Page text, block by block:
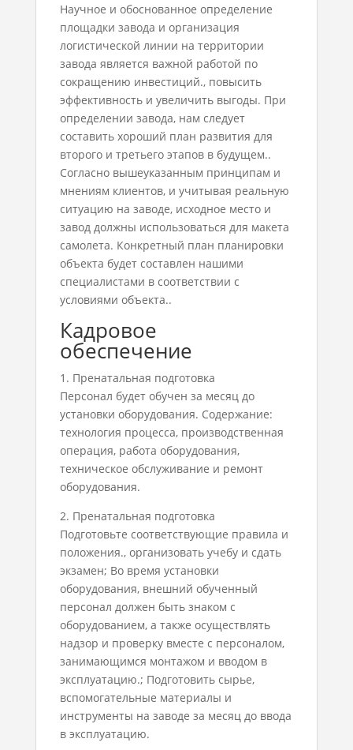
Научное и обоснованное определение
площадки завода и организация
логистической линии на территории
завода является важной работой по
сокращению инвестиций., повысить
эффективность и увеличить выгоды. При
определении завода, нам следует
составить хороший план развития для
второго и третьего этапов в будущем..
Согласно вышеуказанным принципам и
мнениям клиентов, и учитывая реальную
ситуацию на заводе, исходное место и
завод должны использоваться для макета
самолета. Конкретный план планировки
объекта будет составлен нашими
специалистами в соответствии с
условиями объекта..
Кадровое
обеспечение
1. Пренатальная подготовка
Персонал будет обучен за месяц до
установки оборудования. Содержание:
технология процесса, производственная
операция, работа оборудования,
техническое обслуживание и ремонт
оборудования.
2. Пренатальная подготовка
Подготовьте соответствующие правила и
положения., организовать учебу и сдать
экзамен; Во время установки
оборудования, внешний обученный
персонал должен быть знаком с
оборудованием, а также осуществлять
надзор и проверку вместе с персоналом,
занимающимся монтажом и вводом в
эксплуатацию.; Подготовить сырье,
вспомогательные материалы и
инструменты на заводе за месяц до ввода
в эксплуатацию.